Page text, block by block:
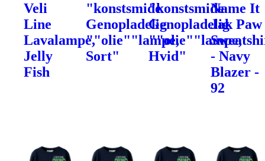
Veli
Line
Lavalampe,
Jelly
Fish
"konstsmide
Genopladelig
""olie""lampe,
Sort"
"konstsmide
Genopladelig
""olie""lampe,
Hvid"
Name It
Jak Paw
- Navy
Blazer -
92